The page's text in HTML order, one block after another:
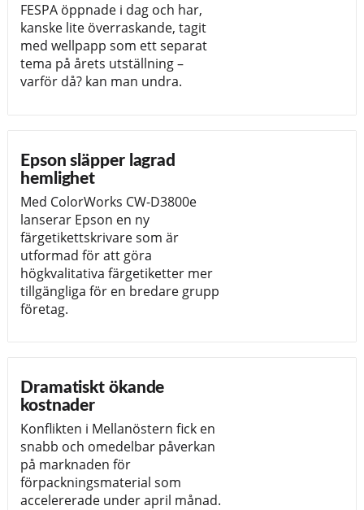
FESPA öppnade i dag och har,
kanske lite överraskande, tagit
med wellpapp som ett separat
tema på årets utställning –
varför då? kan man undra.
Epson släpper lagrad
hemlighet
Med ColorWorks CW-D3800e
lanserar Epson en ny
färgetikettskrivare som är
utformad för att göra
högkvalitativa färgetiketter mer
tillgängliga för en bredare grupp
företag.
Dramatiskt ökande
kostnader
Konflikten i Mellanöstern fick en
snabb och omedelbar påverkan
på marknaden för
förpackningsmaterial som
accelererade under april månad.